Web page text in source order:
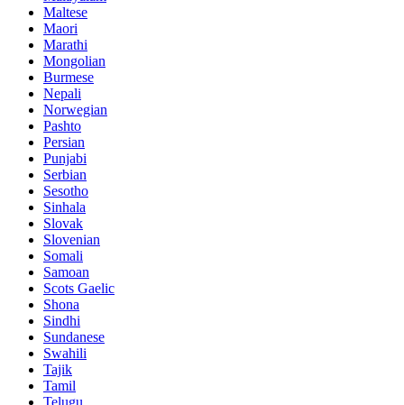
Maltese
Maori
Marathi
Mongolian
Burmese
Nepali
Norwegian
Pashto
Persian
Punjabi
Serbian
Sesotho
Sinhala
Slovak
Slovenian
Somali
Samoan
Scots Gaelic
Shona
Sindhi
Sundanese
Swahili
Tajik
Tamil